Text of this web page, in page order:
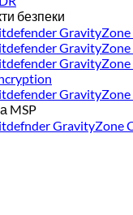
безпеки
GravityZone
GravityZone
GravityZone
MSP
GravityZone